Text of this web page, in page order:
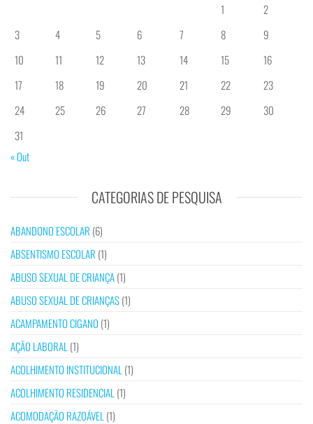
1
2
3
4 5 6 7 8
9
10
11 12 13 14 15
16
17
18 19 20 21 22
23
24
25 26 27 28 29
30
31
« Out
CATEGORIAS DE PESQUISA
ABANDONO ESCOLAR (6)
ABSENTISMO ESCOLAR (1)
ABUSO SEXUAL DE CRIANÇA(1)
ABUSO SEXUAL DE CRIANÇAS(1)
ACAMPAMENTO CIGANO (1)
AÇÃO LABORAL (1)
ACOLHIMENTO INSTITUCIONAL (1)
ACOLHIMENTO RESIDENCIAL (1)
ACOMODAÇÃO RAZOÁVEL (1)